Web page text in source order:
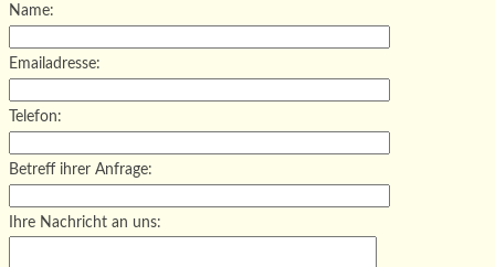
Name:
Emailadresse:
Telefon:
Betreff ihrer Anfrage:
Ihre Nachricht an uns: